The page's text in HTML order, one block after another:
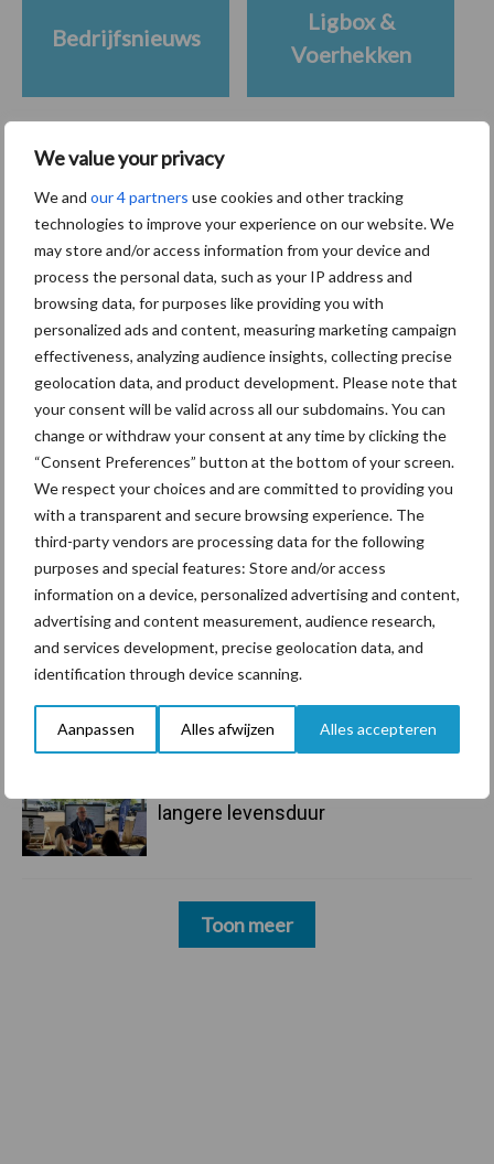
We value your privacy
We and our 4 partners use cookies and other tracking
technologies to improve your experience on our website. We
may store and/or access information from your device and
process the personal data, such as your IP address and
browsing data, for purposes like providing you with
personalized ads and content, measuring marketing campaign
effectiveness, analyzing audience insights, collecting precise
geolocation data, and product development. Please note that
your consent will be valid across all our subdomains. You can
change or withdraw your consent at any time by clicking the
“Consent Preferences” button at the bottom of your screen.
We respect your choices and are committed to providing you
with a transparent and secure browsing experience. The
third-party vendors are processing data for the following
purposes and special features: Store and/or access
information on a device, personalized advertising and content,
advertising and content measurement, audience research,
and services development, precise geolocation data, and
identification through device scanning.
Aanpassen Alles afwijzen Alles accepteren
Primaire
Sidebar
Recent nieuws Partner nieuws
10 aug
Machines en werktuigen gewild
doelwit criminelen
7 aug
Grondstoffenmarkt blijft grillig:
droogte en geopolitiek houden
handel in de greep
7 aug
De speenhuid: een vaak
onderschatte risicofactor voor
mastitis
6 aug
ForFarmers ziet volume en
marktaandeel groeien in krimpende
Nederlandse markt
langere levensduur
Toon meer
Bedrijfsnieuws
Ligbox &
Voerhekken
Toon meer